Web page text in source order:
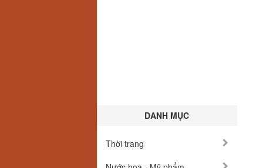
DANH MỤC
Thời trang